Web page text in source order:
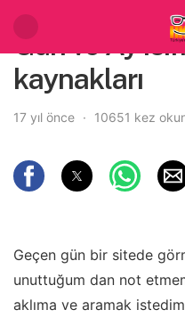
Gün ve Ay
kaynakları
17 yıl önce 10651 kez
Geçen gün bir sitede
unuttuğum dan not
aklıma ve aramak